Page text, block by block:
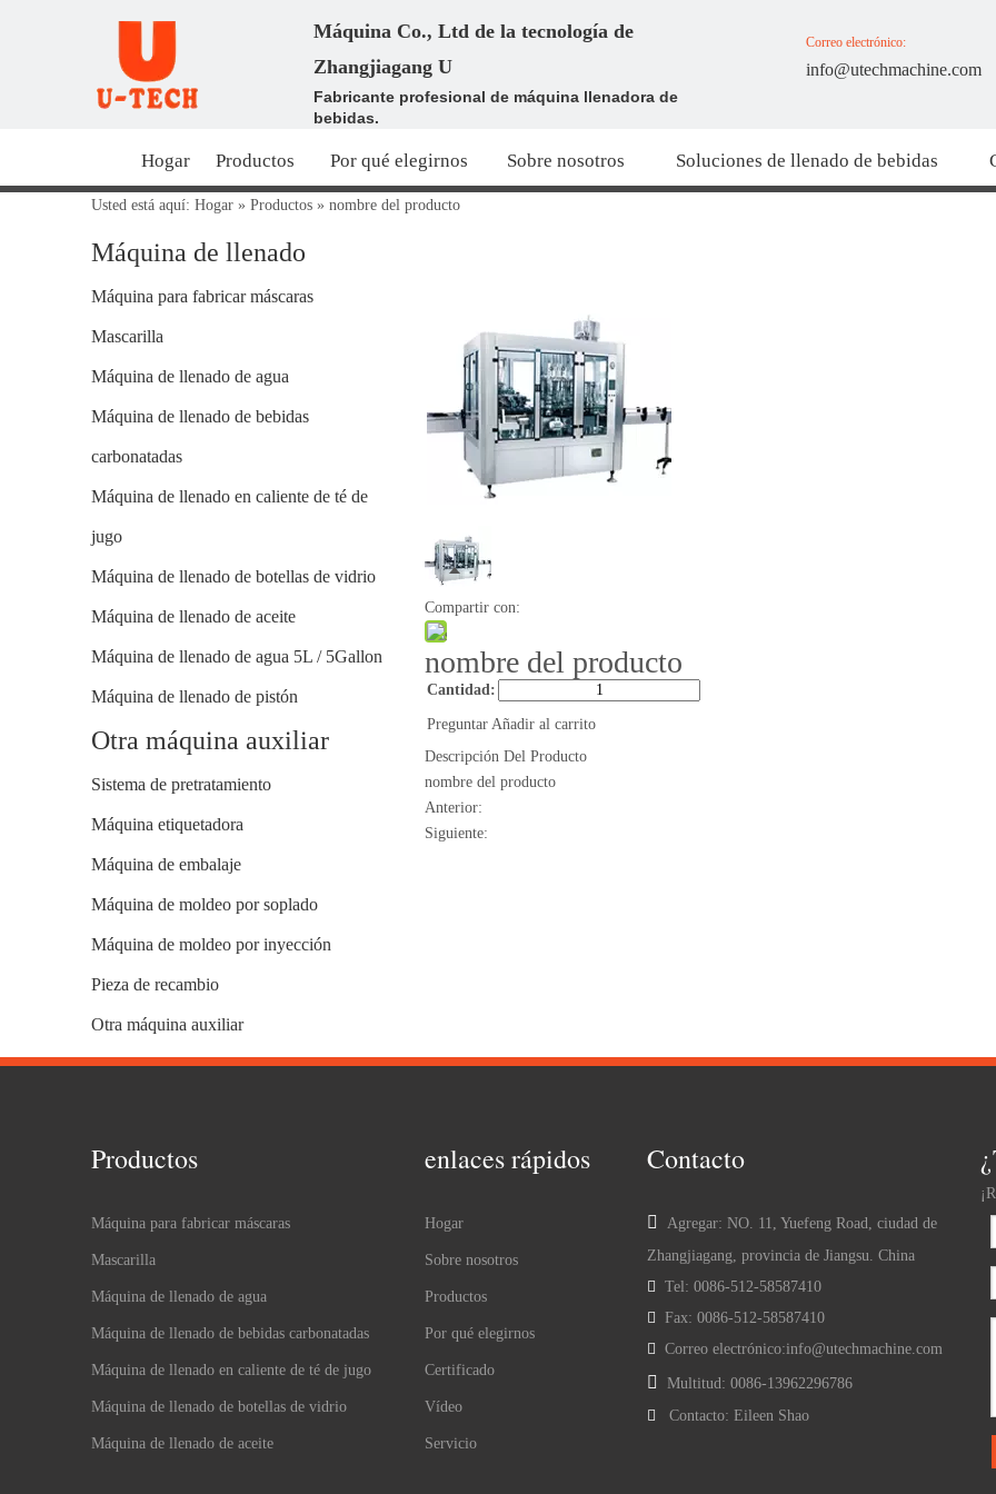
Máquina Co., Ltd de la tecnología de
Zhangjiagang U
Fabricante profesional de máquina llenadora de
bebidas.
Correo electrónico:
info@utechmachine.com
Hogar Productos Por qué elegirnos Sobre nosotros Soluciones de llenado de bebidas
Usted está aquí: Hogar » Productos » nombre del producto
Máquina de llenado
Máquina para fabricar máscaras
Mascarilla
Máquina de llenado de agua
Máquina de llenado de bebidas
carbonatadas
Máquina de llenado en caliente de té de
jugo
Máquina de llenado de botellas de vidrio
Máquina de llenado de aceite
Máquina de llenado de agua 5L / 5Gallon
Máquina de llenado de pistón
Otra máquina auxiliar
Sistema de pretratamiento
Máquina etiquetadora
Máquina de embalaje
Máquina de moldeo por soplado
Máquina de moldeo por inyección
Pieza de recambio
Otra máquina auxiliar
Compartir con:
nombre del producto
Cantidad:
Preguntar Añadir al carrito
Descripción Del Producto
nombre del producto
Anterior:
Siguiente:
Productos
Máquina para fabricar máscaras
Mascarilla
Máquina de llenado de agua
Máquina de llenado de bebidas carbonatadas
Máquina de llenado en caliente de té de jugo
Máquina de llenado de botellas de vidrio
Máquina de llenado de aceite
enlaces rápidos
Hogar
Sobre nosotros
Productos
Por qué elegirnos
Certificado
Vídeo
Servicio
Contacto
 Agregar: NO. 11, Yuefeng Road, ciudad de
Zhangjiagang, provincia de Jiangsu. China
 Tel: 0086-512-58587410
 Fax: 0086-512-58587410
 Correo electrónico:info@utechmachine.com
 Multitud: 0086-13962296786

Contacto: Eileen Shao